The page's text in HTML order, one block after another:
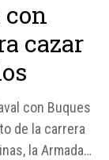
con
cazar
con Buques
de la carrera
la Armada